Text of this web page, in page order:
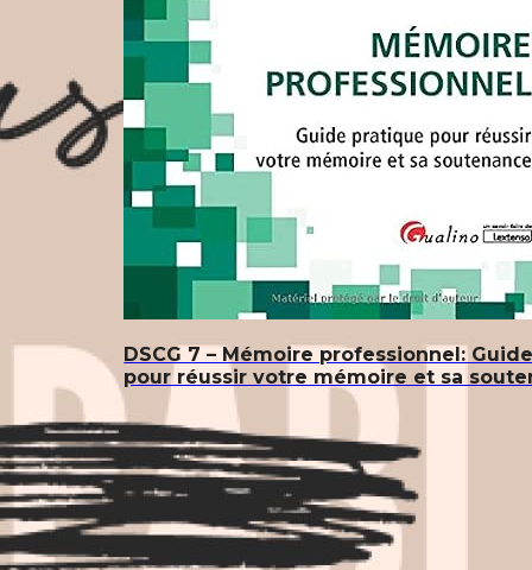
DSCG 7 – Mémoire professionnel:
pour réussir votre mémoire et sa